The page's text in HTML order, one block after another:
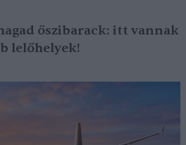
őszibarack: itt vannak
lelőhelyek!